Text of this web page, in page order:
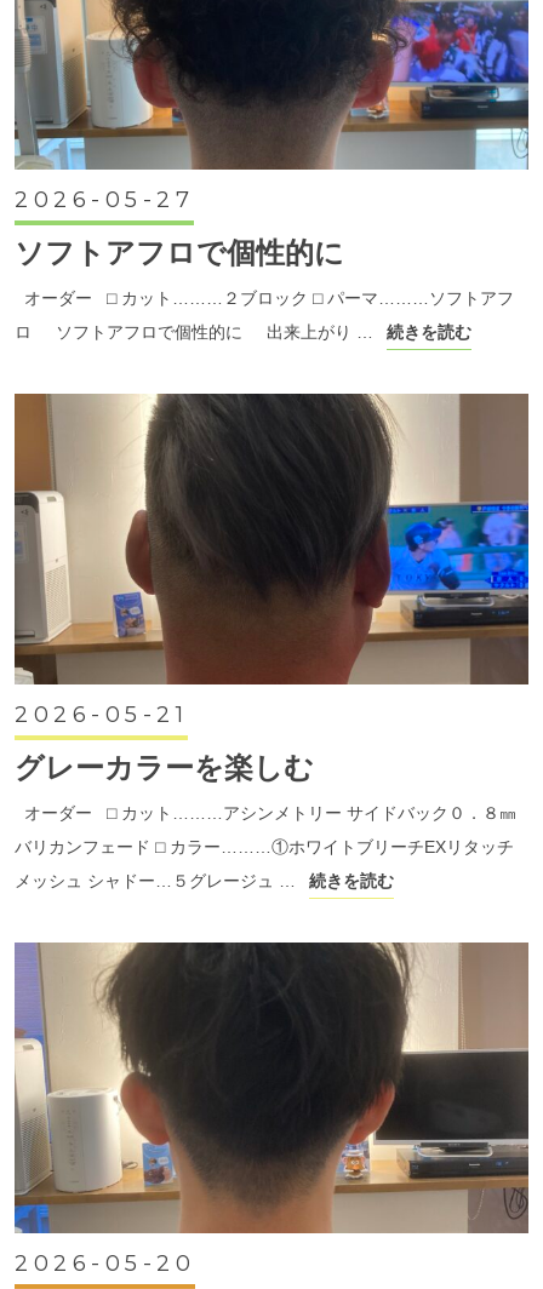
2026-05-27
ソフトアフロで個性的に
オーダー ⬜︎ カット………２ブロック ⬜︎ パーマ………ソフトアフ
ロ ソフトアフロで個性的に 出来上がり …
続きを読む
2026-05-21
グレーカラーを楽しむ
オーダー ⬜︎ カット………アシンメトリー サイドバック０．８㎜
バリカンフェード ⬜︎ カラー………①ホワイトブリーチEXリタッチ
メッシュ シャドー…５グレージュ …
続きを読む
2026-05-20